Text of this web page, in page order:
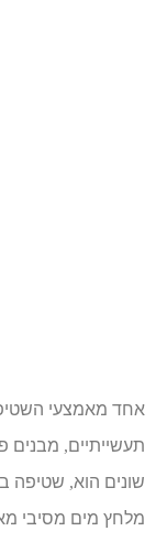
אחד מאמצעי
תעשייתיים, מבנים
שונים הוא, שטיפה
מלחץ מים מסיבי